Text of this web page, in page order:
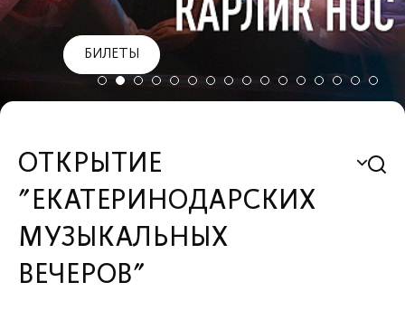
БИЛЕТЫ
ОТКРЫТИЕ
"ЕКАТЕРИНОДАРСКИХ
МУЗЫКАЛЬНЫХ
ВЕЧЕРОВ"